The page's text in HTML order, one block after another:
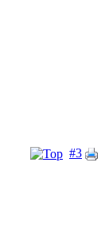
#3